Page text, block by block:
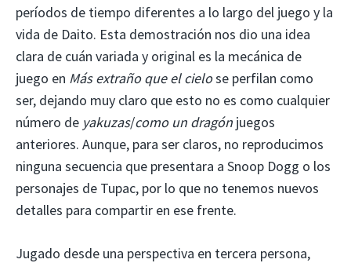
períodos de tiempo diferentes a lo largo del juego y la
vida de Daito. Esta demostración nos dio una idea
clara de cuán variada y original es la mecánica de
juego en Más extraño que el cielose perfilan como
ser, dejando muy claro que esto no es como cualquier
número de yakuzas/como un dragón juegos
anteriores. Aunque, para ser claros, no reproducimos
ninguna secuencia que presentara a Snoop Dogg o los
personajes de Tupac, por lo que no tenemos nuevos
detalles para compartir en ese frente.
Jugado desde una perspectiva en tercera persona,